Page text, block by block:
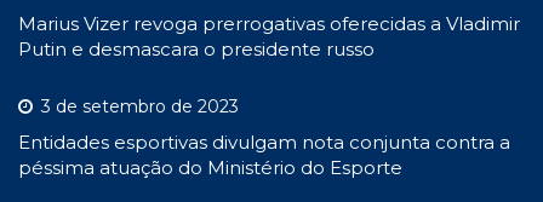
Marius Vizer revoga prerrogativas oferecidas a Vladimir
Putin e desmascara o presidente russo
3 de setembro de 2023
Entidades esportivas divulgam nota conjunta contra a
péssima atuação do Ministério do Esporte